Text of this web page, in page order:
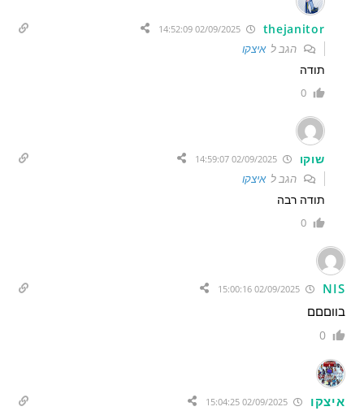
thejanitor
02/09/2025 14:52:09
הגב לאיצקו
תודה
0
שוקו 02/09/2025 14:59:07
הגב לאיצקו
תודה רבה
0
NIS
בווםםם
0
איצקו